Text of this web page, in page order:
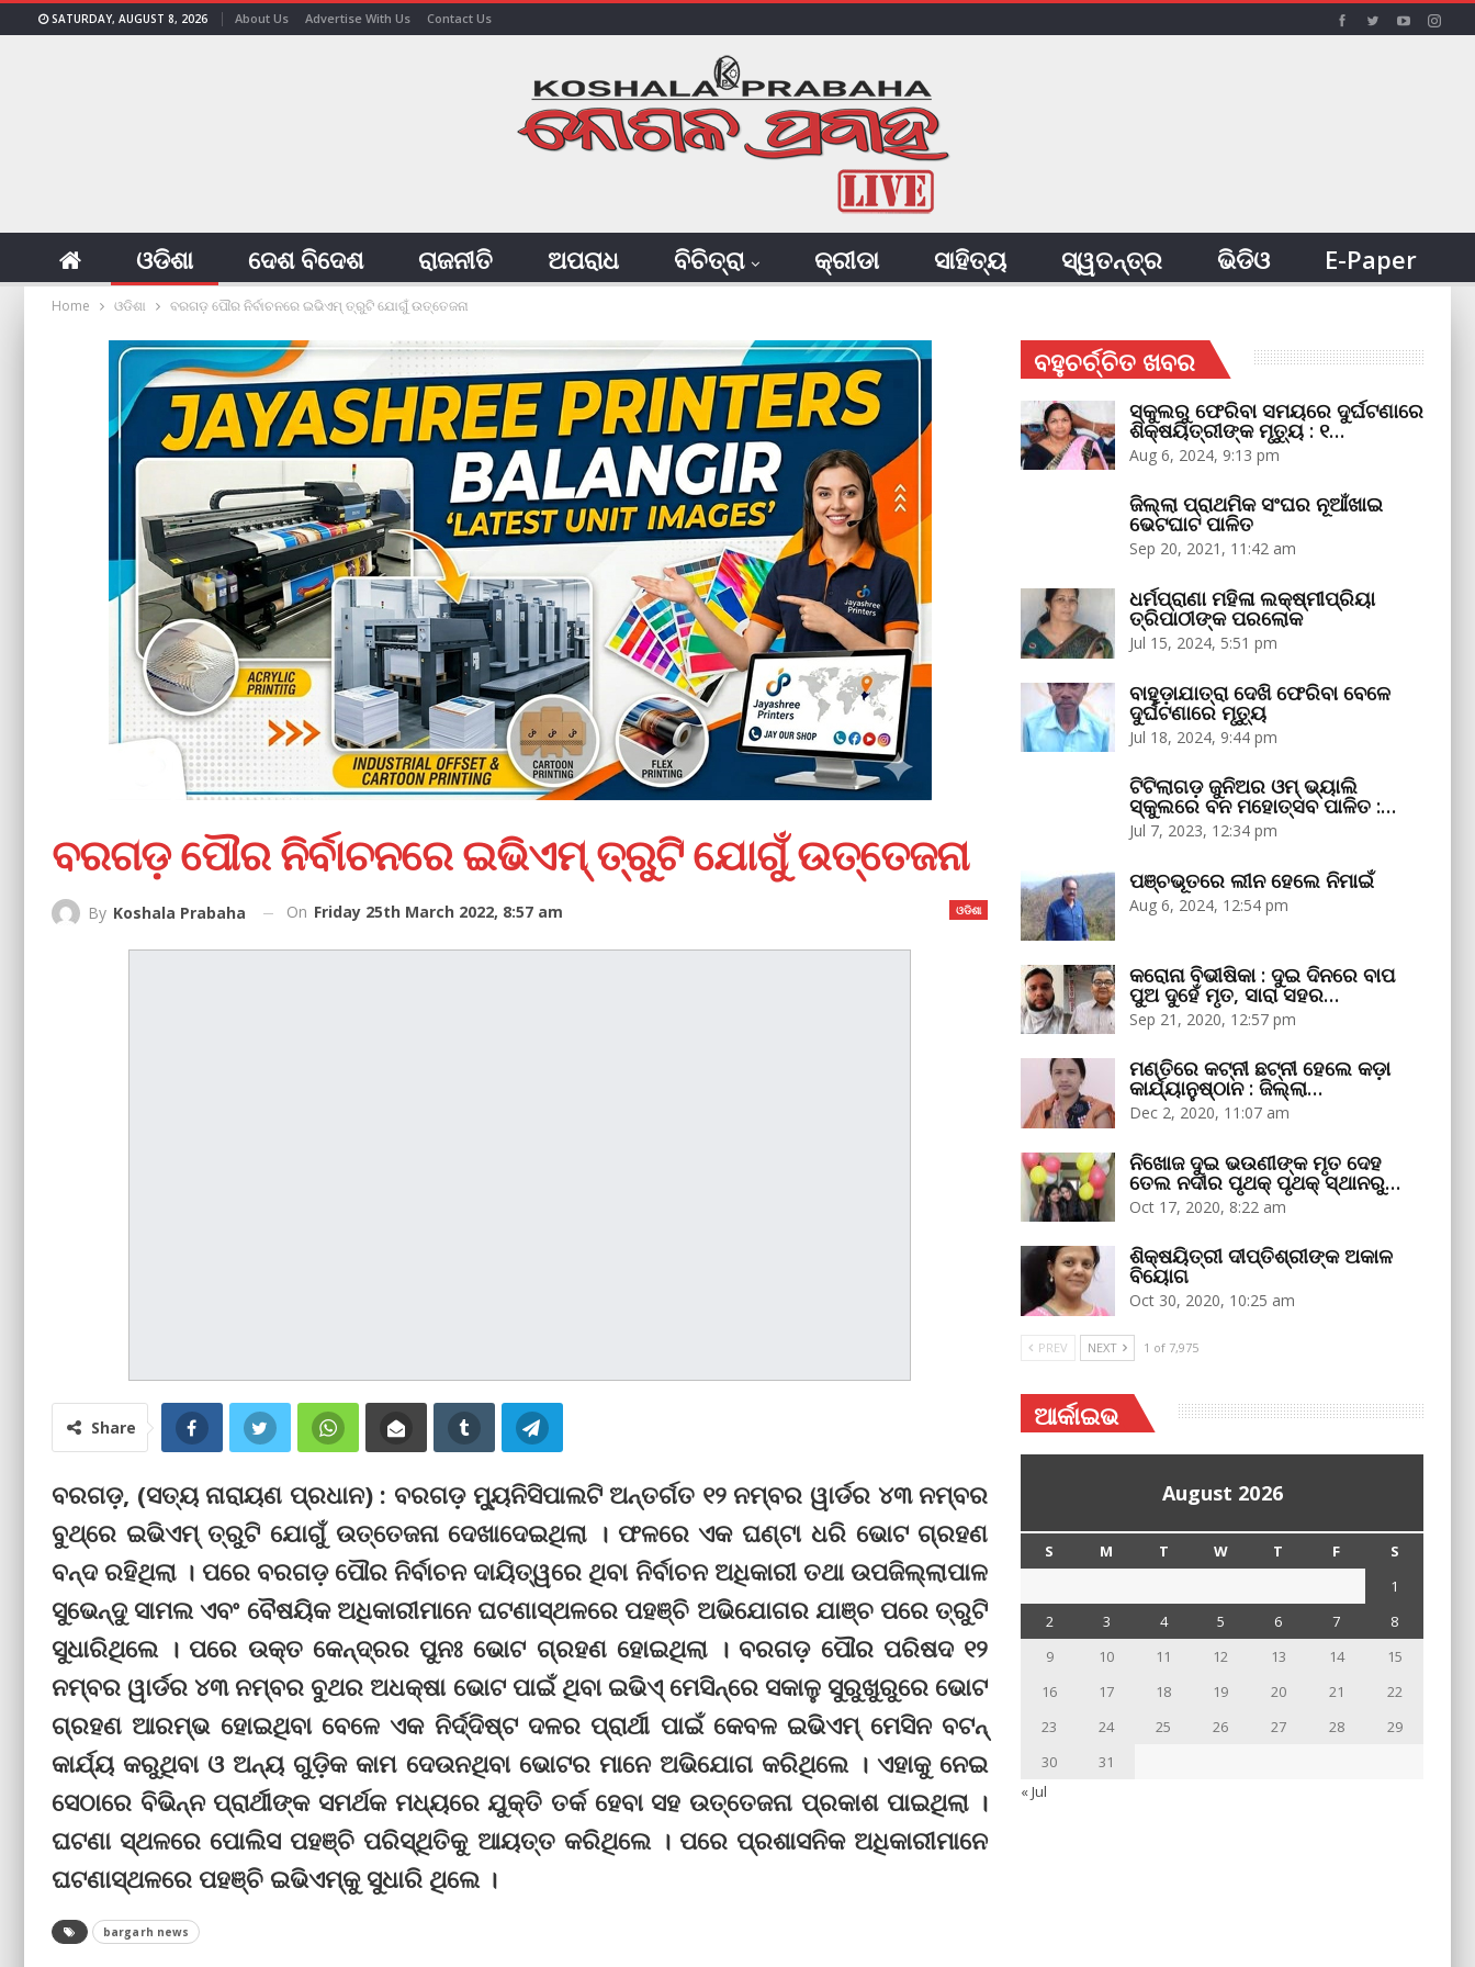
SATURDAY, AUGUST 8, 2026 About Us Advertise With Us Contact Us
ଓଡିଶା ଦେଶ ବିଦେଶ ରାଜନୀତି ଅପରାଧ ବିଚିତ୍ରା କ୍ରୀଡା ସାହିତ୍ୟ ସ୍ୱତନ୍ତ୍ର ଭିଡିଓ E-Paper
Home ଓଡିଶା ବରଗଡ଼ ପୌର ନିର୍ବାଚନରେ ଇଭିଏମ୍‌ ତ୍ରୁଟି ଯୋଗୁଁ ଉତ୍ତେଜନା
ବରଗଡ଼ ପୌର ନିର୍ବାଚନରେ ଇଭିଏମ୍‌ ତ୍ରୁଟି ଯୋଗୁଁ ଉତ୍ତେଜନା
ଓଡିଶା
By Koshala Prabaha On Friday 25th March 2022, 8:57 am
Share
ବରଗଡ଼, (ସତ୍ୟ ନାରାୟଣ ପ୍ରଧାନ) : ବରଗଡ଼ ମ୍ୟୁନିସିପାଲଟି ଅନ୍ତର୍ଗତ ୧୨ ନମ୍ବର ୱାର୍ଡର ୪୩ ନମ୍ବର
ବୁଥ୍‌ରେ ଇଭିଏମ୍‌ ତ୍ରୁଟି ଯୋଗୁଁ ଉତ୍ତେଜନା ଦେଖାଦେଇଥିଲା । ଫଳରେ ଏକ ଘଣ୍ଟା ଧରି ଭୋଟ ଗ୍ରହଣ
ବନ୍ଦ ରହିଥିଲା । ପରେ ବରଗଡ଼ ପୌର ନିର୍ବାଚନ ଦାୟିତ୍ୱରେ ଥିବା ନିର୍ବାଚନ ଅଧିକାରୀ ତଥା ଉପଜିଲ୍ଲାପାଳ
ସୁଭେନ୍ଦୁ ସାମଲ ଏବଂ ବୈଷୟିକ ଅଧିକାରୀମାନେ ଘଟଣାସ୍ଥଳରେ ପହଞ୍ଚି ଅଭିଯୋଗର ଯାଞ୍ଚ ପରେ ତ୍ରୁଟି
ସୁଧାରିଥିଲେ । ପରେ ଉକ୍ତ କେନ୍ଦ୍ରର ପୁନଃ ଭୋଟ ଗ୍ରହଣ ହୋଇଥିଲା । ବରଗଡ଼ ପୌର ପରିଷଦ ୧୨
ନମ୍ବର ୱାର୍ଡର ୪୩ ନମ୍ବର ବୁଥର ଅଧକ୍ଷା ଭୋଟ ପାଇଁ ଥିବା ଇଭିଏ୍‌ ମେସିନ୍‌ରେ ସକାଳୁ ସୁରୁଖୁରୁରେ ଭୋଟ
ଗ୍ରହଣ ଆରମ୍ଭ ହୋଇଥିବା ବେଳେ ଏକ ନିର୍ଦ୍ଦିଷ୍ଟ ଦଳର ପ୍ରାର୍ଥୀ ପାଇଁ କେବଳ ଇଭିଏମ୍‌ ମେସିନ ବଟନ୍
କାର୍ଯ୍ୟ କରୁଥିବା ଓ ଅନ୍ୟ ଗୁଡ଼ିକ କାମ ଦେଉନଥିବା ଭୋଟର ମାନେ ଅଭିଯୋଗ କରିଥିଲେ । ଏହାକୁ ନେଇ
ସେଠାରେ ବିଭିନ୍ନ ପ୍ରାର୍ଥୀଙ୍କ ସମର୍ଥକ ମଧ୍ୟରେ ଯୁକ୍ତି ତର୍କ ହେବା ସହ ଉତ୍ତେଜନା ପ୍ରକାଶ ପାଇଥିଲା ।
ଘଟଣା ସ୍ଥଳରେ ପୋଲିସ ପହଞ୍ଚି ପରିସ୍ଥିତିକୁ ଆୟତ୍ତ କରିଥିଲେ । ପରେ ପ୍ରଶାସନିକ ଅଧିକାରୀମାନେ
ଘଟଣାସ୍ଥଳରେ ପହଞ୍ଚି ଇଭିଏମ୍‌କୁ ସୁଧାରି ଥିଲେ ।
bargarh news
ବହୁଚର୍ଚ୍ଚିତ ଖବର
ସ୍କୁଲରୁ ଫେରିବା ସମୟରେ ଦୁର୍ଘଟଣାରେ
ଶିକ୍ଷୟିତ୍ରୀଙ୍କ ମୃତ୍ୟୁ : ୧…
Aug 6, 2024, 9:13 pm
ଜିଲ୍ଲା ପ୍ରାଥମିକ ସଂଘର ନୂଆଁଖାଇ
ଭେଟଘାଟ ପାଳିତ
Sep 20, 2021, 11:42 am
ଧର୍ମପ୍ରାଣା ମହିଳା ଲକ୍ଷ୍ମୀପ୍ରିୟା
ତ୍ରିପାଠୀଙ୍କ ପରଲୋକ
Jul 15, 2024, 5:51 pm
ବାହୁଡ଼ାଯାତ୍ରା ଦେଖି ଫେରିବା ବେଳେ
ଦୁର୍ଘଟଣାରେ ମୃତ୍ୟୁ
Jul 18, 2024, 9:44 pm
ଟିଟିଲାଗଡ଼ ଜୁନିଅର ଓମ୍‌ ଭ୍ୟାଲି
ସ୍କୁଲରେ ବନ ମହୋତ୍ସବ ପାଳିତ :…
Jul 7, 2023, 12:34 pm
ପଞ୍ଚଭୂତରେ ଲୀନ ହେଲେ ନିମାଇଁ
Aug 6, 2024, 12:54 pm
କରୋନା ବିଭୀଷିକା : ଦୁଇ ଦିନରେ ବାପ
ପୁଅ ଦୁହେଁ ମୃତ, ସାରା ସହର…
Sep 21, 2020, 12:57 pm
ମଣ୍ତିରେ କଟ୍‌ନୀ ଛଟ୍‌ନୀ ହେଲେ କଡ଼ା
କାର୍ଯ୍ୟାନୁଷ୍ଠାନ : ଜିଲ୍ଲା…
Dec 2, 2020, 11:07 am
ନିଖୋଜ ଦୁଇ ଭଉଣୀଙ୍କ ମୃତ ଦେହ
ତେଲ ନଦୀର ପୃଥକ୍‌ ପୃଥକ୍‌ ସ୍ଥାନରୁ…
Oct 17, 2020, 8:22 am
ଶିକ୍ଷୟିତ୍ରୀ ଦୀପ୍ତିଶ୍ରୀଙ୍କ ଅକାଳ
ବିୟୋଗ
Oct 30, 2020, 10:25 am
PREV NEXT 1 of 7,975
ଆର୍କାଇଭ
August 2026
S M T W T F
S
1
2
3 4 5 6 7
8
9
10 11 12 13 14
15
16
17 18 19 20 21
22
23
24 25 26 27 28
29
30
31
« Jul